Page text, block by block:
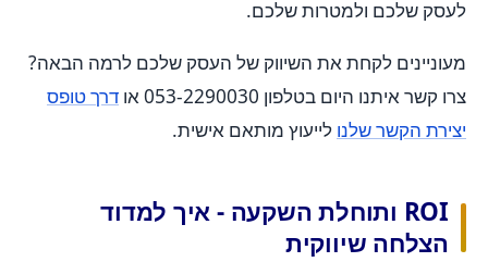
לעסק שלכם ולמטרות שלכם.
מעוניינים לקחת את השיווק של העסק שלכם לרמה הבאה?
צרו קשר איתנו היום בטלפון 053-2290030 או
דרך טופס
יצירת הקשר שלנו לייעוץ מותאם אישית.
ROI ותוחלת השקעה - איך למדוד
הצלחה שיווקית